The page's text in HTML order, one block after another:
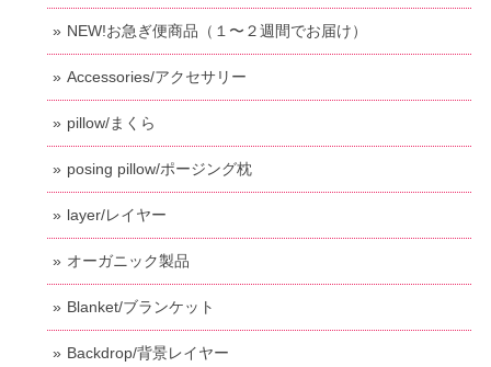
NEW!お急ぎ便商品（１〜２週間でお届け）
Accessories/アクセサリー
pillow/まくら
posing pillow/ポージング枕
layer/レイヤー
オーガニック製品
Blanket/ブランケット
Backdrop/背景レイヤー